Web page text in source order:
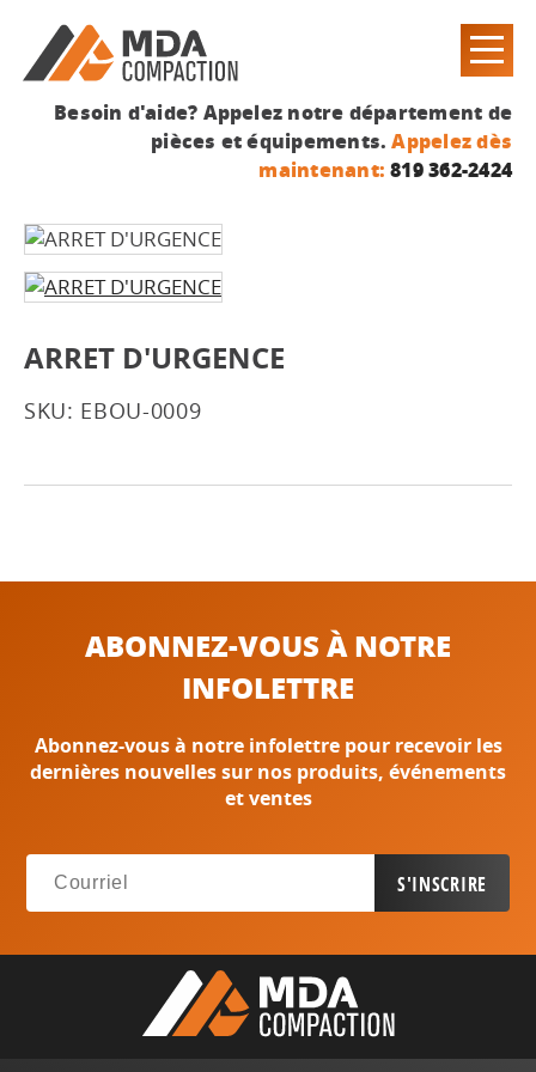
Besoin d'aide? Appelez notre département de
pièces et équipements.Appelez dès
maintenant: 819 362-2424
ARRET D'URGENCE
SKU: EBOU-0009
ABONNEZ-VOUS À NOTRE
INFOLETTRE
Abonnez-vous à notre infolettre pour recevoir les
dernières nouvelles sur nos produits, événements
et ventes